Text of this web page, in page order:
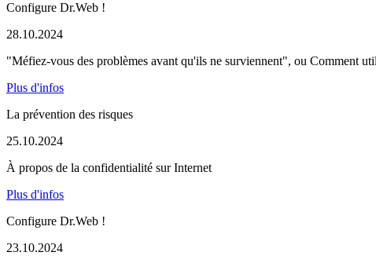
Configure Dr.Web !
28.10.2024
"Méfiez-vous des problèmes avant qu'ils ne surviennent", ou Comment
Plus d'infos
La prévention des risques
25.10.2024
À propos de la confidentialité sur Internet
Plus d'infos
Configure Dr.Web !
23.10.2024